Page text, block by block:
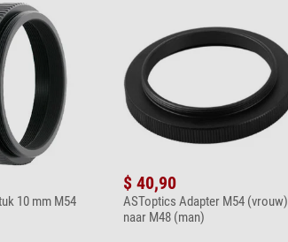
10 mm M54
$ 40,90
ASToptics Adapter M54 (vrouw)
naar M48 (man)